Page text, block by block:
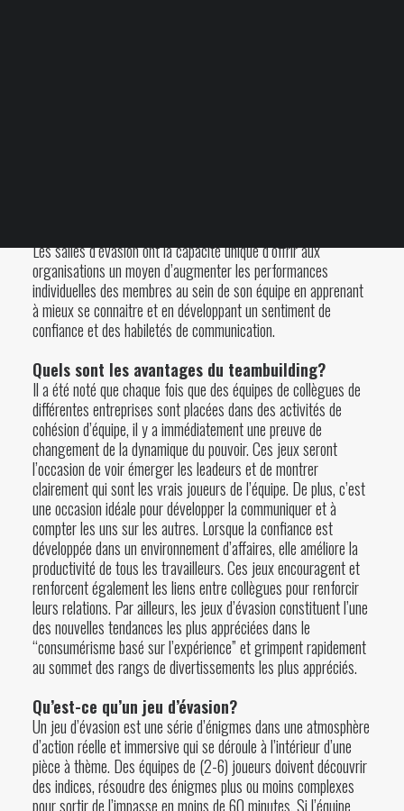
Les salles d’évasion ont la capacité unique d’offrir aux
organisations un moyen d’augmenter les performances
individuelles des membres au sein de son équipe en apprenant
à mieux se connaitre et en développant un sentiment de
confiance et des habiletés de communication.
Quels sont les avantages du teambuilding?
Il a été noté que chaque fois que des équipes de collègues de
différentes entreprises sont placées dans des activités de
cohésion d’équipe, il y a immédiatement une preuve de
changement de la dynamique du pouvoir. Ces jeux seront
l’occasion de voir émerger les leadeurs et de montrer
clairement qui sont les vrais joueurs de l’équipe. De plus, c’est
une occasion idéale pour développer la communiquer et à
compter les uns sur les autres. Lorsque la confiance est
développée dans un environnement d’affaires, elle améliore la
productivité de tous les travailleurs. Ces jeux encouragent et
renforcent également les liens entre collègues pour renforcir
leurs relations. Par ailleurs, les jeux d’évasion constituent l’une
des nouvelles tendances les plus appréciées dans le
“consumérisme basé sur l’expérience” et grimpent rapidement
au sommet des rangs de divertissements les plus appréciés.
Qu’est-ce qu’un jeu d’évasion?
Un jeu d’évasion est une série d’énigmes dans une atmosphère
d’action réelle et immersive qui se déroule à l’intérieur d’une
pièce à thème. Des équipes de (2-6) joueurs doivent découvrir
des indices, résoudre des énigmes plus ou moins complexes
pour sortir de l’impasse en moins de 60 minutes. Si l’équipe